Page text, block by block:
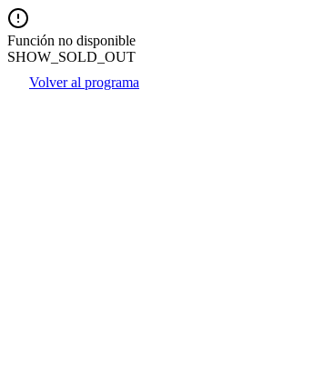
Función no disponible
SHOW_SOLD_OUT
Volver al programa